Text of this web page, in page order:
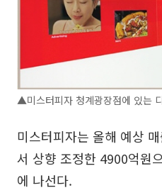
▲미스터피자 청계광장점에 있는
미스터피자는 올해 예상
서 상향 조정한 4900억원
에 나선다.